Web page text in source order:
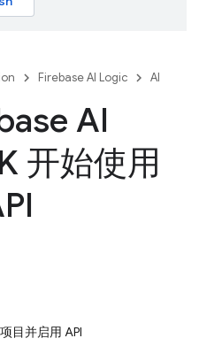
Firebase AI Logic AI
AI
开始使用
目并启用 API